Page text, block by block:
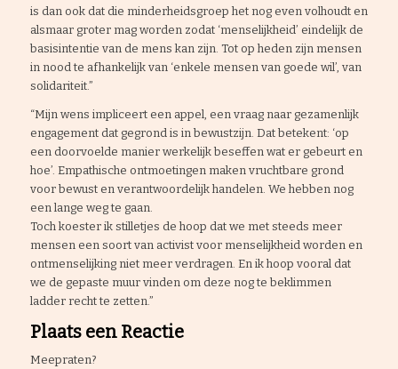
is dan ook dat die minderheidsgroep het nog even volhoudt en
alsmaar groter mag worden zodat ‘menselijkheid’ eindelijk de
basisintentie van de mens kan zijn. Tot op heden zijn mensen
in nood te afhankelijk van ‘enkele mensen van goede wil’, van
solidariteit.”
“Mijn wens impliceert een appel, een vraag naar gezamenlijk
engagement dat gegrond is in bewustzijn. Dat betekent: ‘op
een doorvoelde manier werkelijk beseffen wat er gebeurt en
hoe’. Empathische ontmoetingen maken vruchtbare grond
voor bewust en verantwoordelijk handelen. We hebben nog
een lange weg te gaan.
Toch koester ik stilletjes de hoop dat we met steeds meer
mensen een soort van activist voor menselijkheid worden en
ontmenselijking niet meer verdragen. En ik hoop vooral dat
we de gepaste muur vinden om deze nog te beklimmen
ladder recht te zetten.”
Plaats een Reactie
Meepraten?